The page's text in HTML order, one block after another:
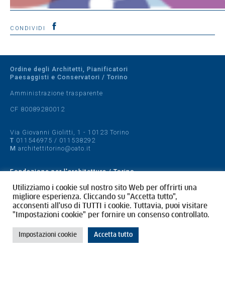
CONDIVIDI
Ordine degli Architetti, Pianificatori
Paesaggisti e Conservatori / Torino
Amministrazione trasparente
CF 80089280012
Via Giovanni Giolitti, 1 - 10123 Torino
T 011546975 / 011538292
M architettitorino@oato.it
Fondazione per l'architettura / Torino
Designed by quattrolinee.it
Cookie Policy
Privacy Policy
Utilizziamo i cookie sul nostro sito Web per offrirti una
migliore esperienza. Cliccando su "Accetta tutto",
acconsenti all'uso di TUTTI i cookie. Tuttavia, puoi visitare
"Impostazioni cookie" per fornire un consenso controllato.
Impostazioni cookie Accetta tutto